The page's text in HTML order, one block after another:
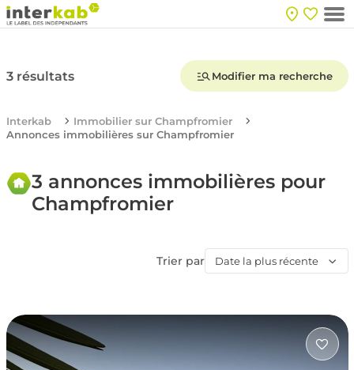
3 résultats Modifier ma recherche
Interkab
Immobilier sur Champfromier
Annonces immobilières sur Champfromier
3 annonces immobilières pour
Champfromier
Trier par Date la plus récente